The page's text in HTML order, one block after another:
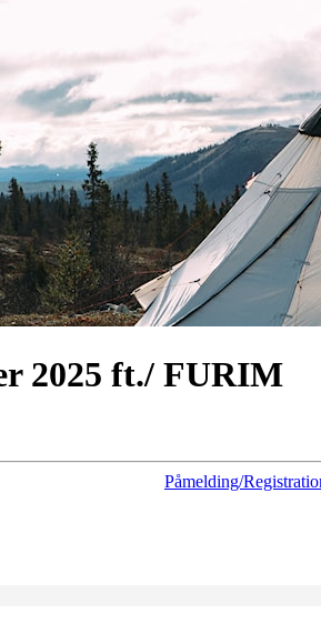
2025 ft./ FURIM
Påmelding/